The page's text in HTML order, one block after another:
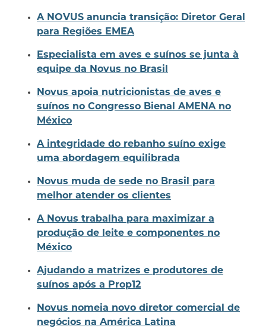
A NOVUS anuncia transição: Diretor Geral
para Regiões EMEA
Especialista em aves e suínos se junta à
equipe da Novus no Brasil
Novus apoia nutricionistas de aves e
suínos no Congresso Bienal AMENA no
México
A integridade do rebanho suíno exige
uma abordagem equilibrada
Novus muda de sede no Brasil para
melhor atender os clientes
A Novus trabalha para maximizar a
produção de leite e componentes no
México
Ajudando a matrizes e produtores de
suínos após a Prop12
Novus nomeia novo diretor comercial de
negócios na América Latina